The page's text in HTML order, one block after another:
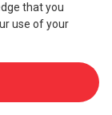
that you
use of your